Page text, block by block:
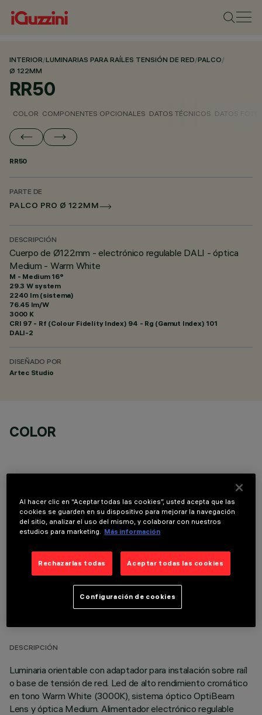
INTERIOR/LUMINARIAS PARA RAÍLES TENSIÓN DE RED/PALCO/
Ø 122MM
RR50
COLOR COMPONENTES OPCIONALES DATOS TÉCNICOS DATOS
RR50
PARTE DE
PALCO PRO Ø 122MM
DESCRIPCIÓN
Cuerpo de Ø122mm - electrónico regulable DALI - óptica
Medium - Warm White
M - Medium 16°
29.3 W system
2240 lm (sistema)
76.45 lm/W
3000 K
CRI 97 - Rf (Colour Fidelity Index) 94 - Rg (Gamut Index) 101
DALI-2
DISEÑADO POR
Artec Studio
COLOR
COMPONENTES OPCIONALES
DATOS TÉCNICOS
DESCRIPCIÓN
Luminaria orientable con adaptador para instalación sobre raíl
o base de tensión de red. Led de alto rendimiento cromático
en tono Warm White (3000K), sistema óptico OptiBeam
Lens y óptica Medium. Alimentador electrónico regulable
Al hacer clic en “Aceptar todas las cookies”, usted acepta que las
cookies se guarden en su dispositivo para mejorar la navegación
del sitio, analizar el uso del mismo, y colaborar con nuestros
estudios para marketing.
Más información
Rechazarlas todas Aceptar todas las cookies
Configuración de cookies